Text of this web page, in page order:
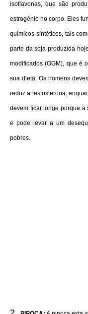
isoflavonas, que são
estrogênio no corpo. Eles
químicos sintéticos, tais
parte da soja produzida
modificados (OGM), que é
sua dieta. Os homens
reduz a testosterona,
devem ficar longe porque
e pode levar a um
pobres.